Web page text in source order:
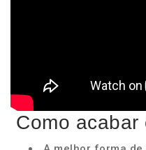
Como acabar